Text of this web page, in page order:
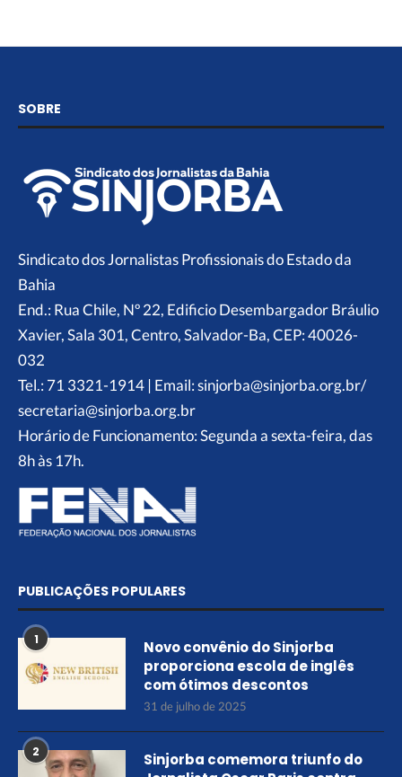
SOBRE
Sindicato dos Jornalistas Profissionais do Estado da
Bahia
End.: Rua Chile, Nº 22, Edificio Desembargador Bráulio
Xavier, Sala 301, Centro, Salvador-Ba, CEP: 40026-
032
Tel.: 71 3321-1914 | Email: sinjorba@sinjorba.org.br/
secretaria@sinjorba.org.br
Horário de Funcionamento: Segunda a sexta-feira, das
8h às 17h.
PUBLICAÇÕES POPULARES
1
Novo convênio do Sinjorba
proporciona escola de inglês
com ótimos descontos
31 de julho de 2025
2
Sinjorba comemora triunfo do